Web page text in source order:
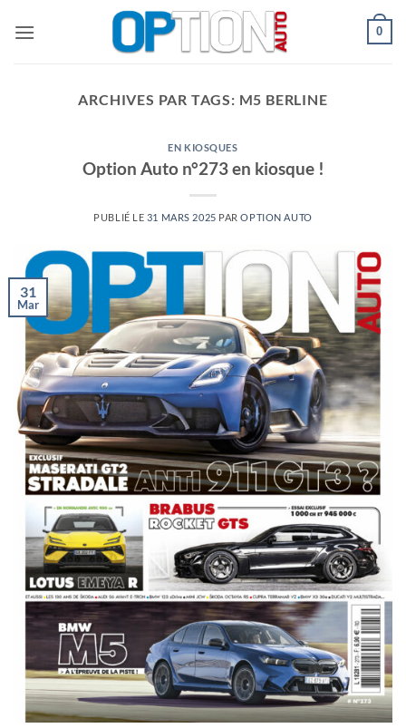
0
ARCHIVES PAR TAGS: M5 BERLINE
EN KIOSQUES
Option Auto n°273 en kiosque !
PUBLIÉ LE 31 MARS 2025 PAROPTION AUTO
31
Mar